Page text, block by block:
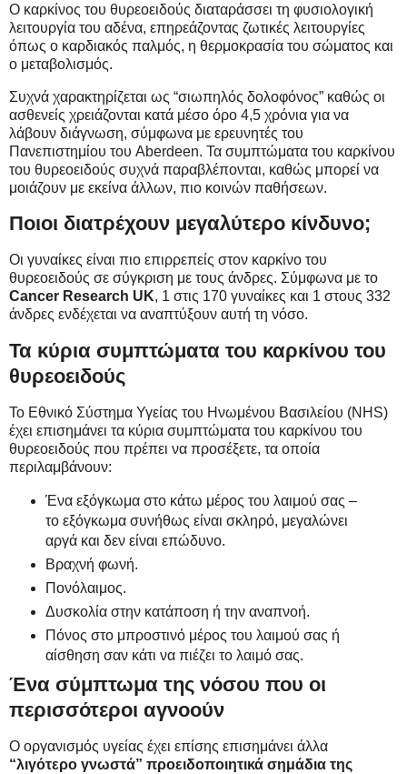
Ο καρκίνος του θυρεοειδούς διαταράσσει τη φυσιολογική
λειτουργία του αδένα, επηρεάζοντας ζωτικές λειτουργίες
όπως ο καρδιακός παλμός, η θερμοκρασία του σώματος και
ο μεταβολισμός.
Συχνά χαρακτηρίζεται ως “σιωπηλός δολοφόνος” καθώς οι
ασθενείς χρειάζονται κατά μέσο όρο 4,5 χρόνια για να
λάβουν διάγνωση, σύμφωνα με ερευνητές του
Πανεπιστημίου του Aberdeen. Τα συμπτώματα του καρκίνου
του θυρεοειδούς συχνά παραβλέπονται, καθώς μπορεί να
μοιάζουν με εκείνα άλλων, πιο κοινών παθήσεων.
Ποιοι διατρέχουν μεγαλύτερο κίνδυνο;
Οι γυναίκες είναι πιο επιρρεπείς στον καρκίνο του
θυρεοειδούς σε σύγκριση με τους άνδρες. Σύμφωνα με το
Cancer Research UK, 1 στις 170 γυναίκες και 1 στους 332
άνδρες ενδέχεται να αναπτύξουν αυτή τη νόσο.
Τα κύρια συμπτώματα του καρκίνου του
θυρεοειδούς
Το Εθνικό Σύστημα Υγείας του Ηνωμένου Βασιλείου (NHS)
έχει επισημάνει τα κύρια συμπτώματα του καρκίνου του
θυρεοειδούς που πρέπει να προσέξετε, τα οποία
περιλαμβάνουν:
Ένα εξόγκωμα στο κάτω μέρος του λαιμού σας –
το εξόγκωμα συνήθως είναι σκληρό, μεγαλώνει
αργά και δεν είναι επώδυνο.
Βραχνή φωνή.
Πονόλαιμος.
Δυσκολία στην κατάποση ή την αναπνοή.
Πόνος στο μπροστινό μέρος του λαιμού σας ή
αίσθηση σαν κάτι να πιέζει το λαιμό σας.
Ένα σύμπτωμα της νόσου που οι
περισσότεροι αγνοούν
Ο οργανισμός υγείας έχει επίσης επισημάνει άλλα
“λιγότερο γνωστά” προειδοποιητικά σημάδια της